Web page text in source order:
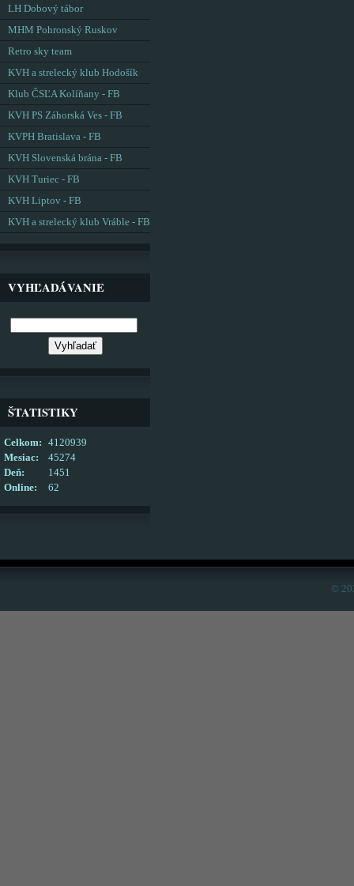
LH Dobový tábor
MHM Pohronský Ruskov
Retro sky team
KVH a strelecký klub Hodošík
Klub ČSĽA Kolíňany - FB
KVH PS Záhorská Ves - FB
KVPH Bratislava - FB
KVH Slovenská brána - FB
KVH Turiec - FB
KVH Liptov - FB
KVH a strelecký klub Vráble - FB
VYHĽADÁVANIE
ŠTATISTIKY
Online: 62
Celkom:
4120939
Mesiac:
45274
Deň:
1451
©